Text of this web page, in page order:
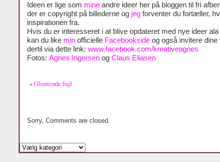
Ideen er lige som mine andre ideer her på bloggen til fri
der er copyright på billederne og jeg forventer du fortæller,
inspirationen fra.
Hvis du er interesseret i at blive opdateret med nye ideer
kan du like min officielle Facebookside og også invitere dine
dertil via dette link: www.facebook.com/kreativeagnes
Fotos: Agnes Ingersen og Claus Eliasen
«Glimtende fugl
Sorry, Comments are closed.
Kategorier